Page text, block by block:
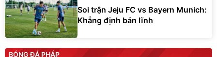
Soi trận Jeju FC vs Bayern Munich:
Khẳng định bản lĩnh
BÓNG ĐÁ PHÁP